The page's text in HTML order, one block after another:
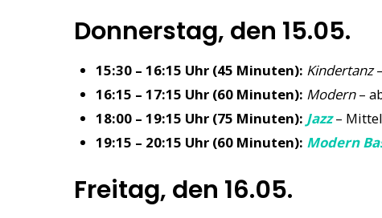
Donnerstag, den 15.05.
15:30 – 16:15 Uhr (45 Minuten): Kindertanz
16:15 – 17:15 Uhr (60 Minuten): Modern–
18:00 – 19:15 Uhr (75 Minuten): Jazz–
19:15 – 20:15 Uhr (60 Minuten): Modern
Freitag, den 16.05.